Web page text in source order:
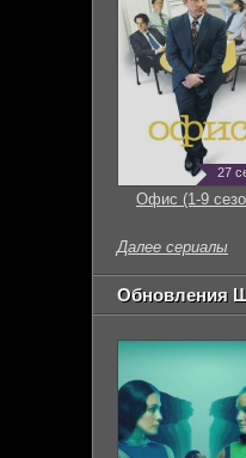
27
Офис (1-9
Далее сериалы
Обновления